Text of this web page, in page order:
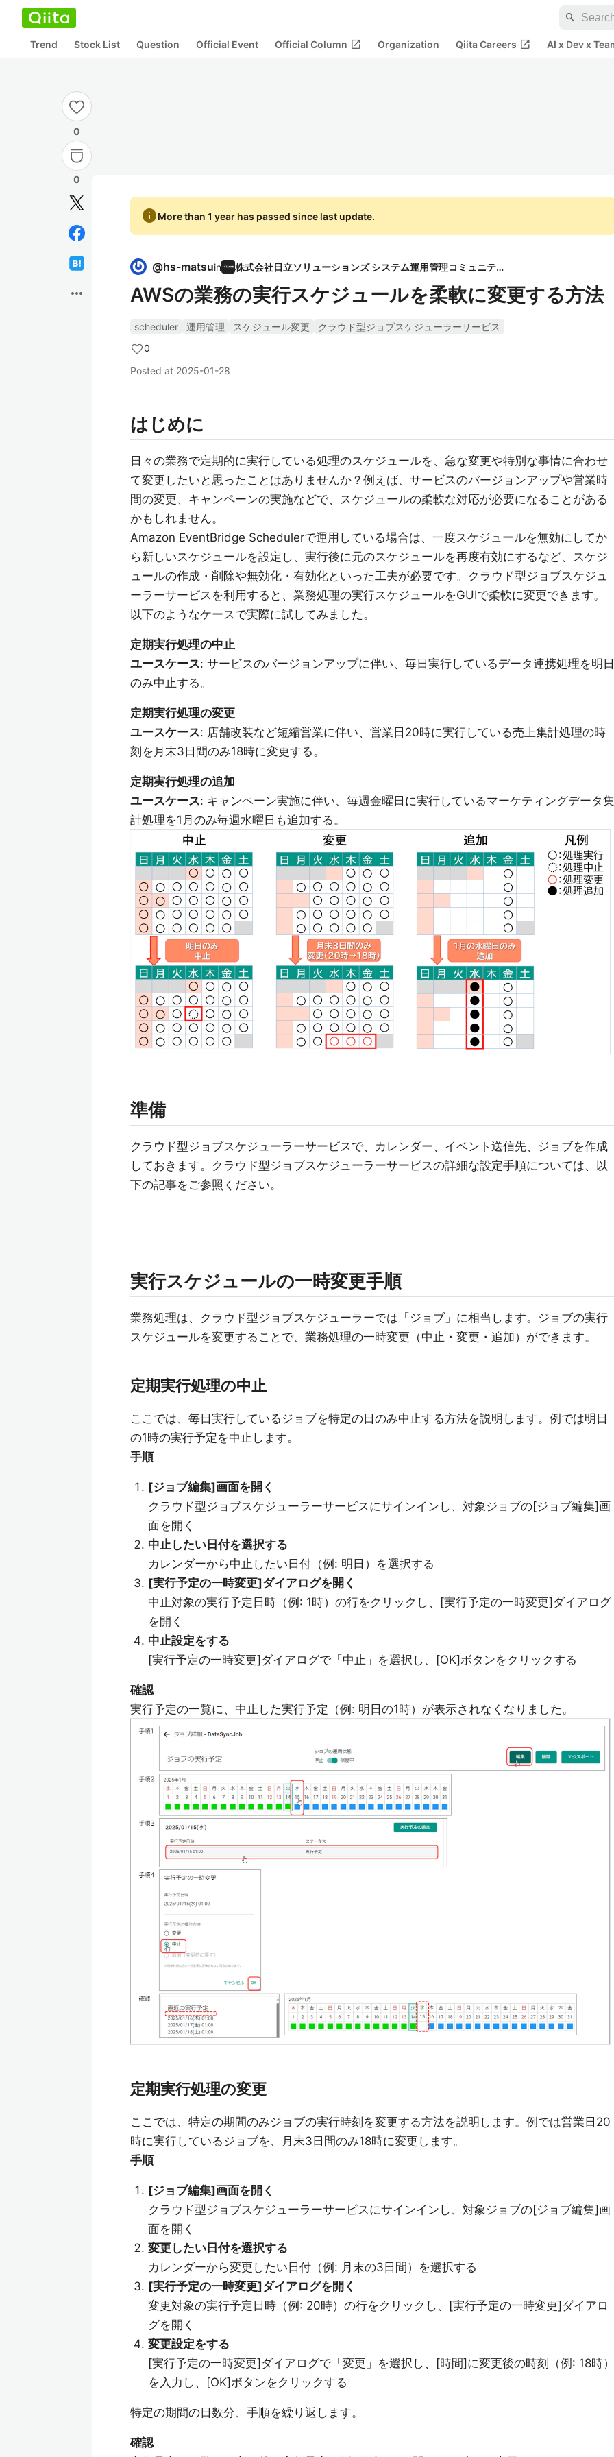
search
Trend Stock List Question Official Event Official Column open_in_new Organization Qiita Careers open_in_new AI x Dev x
0
0
more_horiz
infoMore than 1 year has passed since last update.
@hs-matsuin 株式会社日立ソリューションズ システム運用管理コミュニティ
AWSの業務の実行スケジュールを柔軟に変更する方法
scheduler 運用管理 スケジュール変更
クラウド型ジョブスケジューラーサービス
0
Posted at 2025-01-28
はじめに
日々の業務で定期的に実行している処理のスケジュールを、急な変更や特別な事情に合わせ
て変更したいと思ったことはありませんか？例えば、サービスのバージョンアップや営業時
間の変更、キャンペーンの実施などで、スケジュールの柔軟な対応が必要になることがある
かもしれません。
Amazon EventBridge Schedulerで運用している場合は、一度スケジュールを無効にしてか
ら新しいスケジュールを設定し、実行後に元のスケジュールを再度有効にするなど、スケジ
ュールの作成・削除や無効化・有効化といった工夫が必要です。クラウド型ジョブスケジュ
ーラーサービスを利用すると、業務処理の実行スケジュールをGUIで柔軟に変更できます。
以下のようなケースで実際に試してみました。
定期実行処理の中止
ユースケース: サービスのバージョンアップに伴い、毎日実行しているデータ連携処理を明日
のみ中止する。
定期実行処理の変更
ユースケース: 店舗改装など短縮営業に伴い、営業日20時に実行している売上集計処理の時
刻を月末3日間のみ18時に変更する。
定期実行処理の追加
ユースケース: キャンペーン実施に伴い、毎週金曜日に実行しているマーケティングデータ集
計処理を1月のみ毎週水曜日も追加する。
準備
クラウド型ジョブスケジューラーサービスで、カレンダー、イベント送信先、ジョブを作成
しておきます。クラウド型ジョブスケジューラーサービスの詳細な設定手順については、以
下の記事をご参照ください。
実行スケジュールの一時変更手順
業務処理は、クラウド型ジョブスケジューラーでは「ジョブ」に相当します。ジョブの実行
スケジュールを変更することで、業務処理の一時変更（中止・変更・追加）ができます。
定期実行処理の中止
ここでは、毎日実行しているジョブを特定の日のみ中止する方法を説明します。例では明日
の1時の実行予定を中止します。
手順
[ジョブ編集]画面を開く
クラウド型ジョブスケジューラーサービスにサインインし、対象ジョブの[ジョブ編集]画
面を開く
中止したい日付を選択する
カレンダーから中止したい日付（例: 明日）を選択する
[実行予定の一時変更]ダイアログを開く
中止対象の実行予定日時（例: 1時）の行をクリックし、[実行予定の一時変更]ダイアログ
を開く
中止設定をする
[実行予定の一時変更]ダイアログで「中止」を選択し、[OK]ボタンをクリックする
確認
実行予定の一覧に、中止した実行予定（例: 明日の1時）が表示されなくなりました。
定期実行処理の変更
ここでは、特定の期間のみジョブの実行時刻を変更する方法を説明します。例では営業日20
時に実行しているジョブを、月末3日間のみ18時に変更します。
手順
[ジョブ編集]画面を開く
クラウド型ジョブスケジューラーサービスにサインインし、対象ジョブの[ジョブ編集]画
面を開く
変更したい日付を選択する
カレンダーから変更したい日付（例: 月末の3日間）を選択する
[実行予定の一時変更]ダイアログを開く
変更対象の実行予定日時（例: 20時）の行をクリックし、[実行予定の一時変更]ダイアロ
グを開く
変更設定をする
[実行予定の一時変更]ダイアログで「変更」を選択し、[時間]に変更後の時刻（例: 18時）
を入力し、[OK]ボタンをクリックする
特定の期間の日数分、手順を繰り返します。
確認